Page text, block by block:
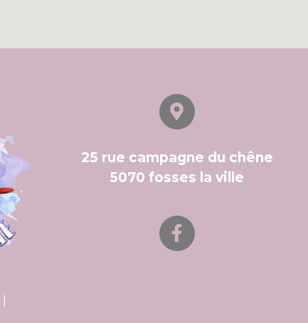
25 rue campagne du chêne
5070 fosses la ville